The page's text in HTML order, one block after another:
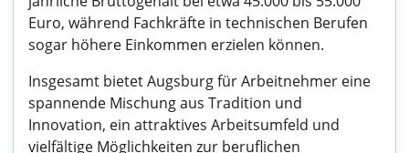
Euro, während Fachkräfte in technischen Berufen
sogar höhere Einkommen erzielen können.
Insgesamt bietet Augsburg für Arbeitnehmer eine
spannende Mischung aus Tradition und
Innovation, ein attraktives Arbeitsumfeld und
vielfältige Möglichkeiten zur beruflichen